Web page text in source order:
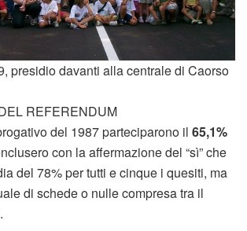
presidio davanti alla centrale di Caorso
REFERENDUM
del 1987 parteciparono il 65,1%
con la affermazione del “sì” che
del 78% per tutti e cinque i quesiti, ma
di schede o nulle compresa tra il